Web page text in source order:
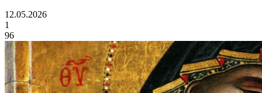
12.05.2026
1
96